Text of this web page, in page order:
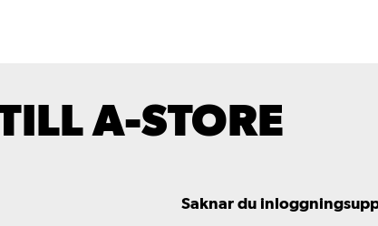
A-STORE
Saknar du